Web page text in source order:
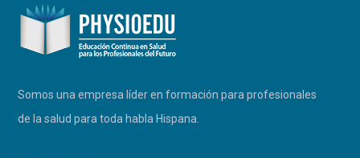
Somos una empresa líder en formación para profesionales
de la salud para toda habla Hispana.